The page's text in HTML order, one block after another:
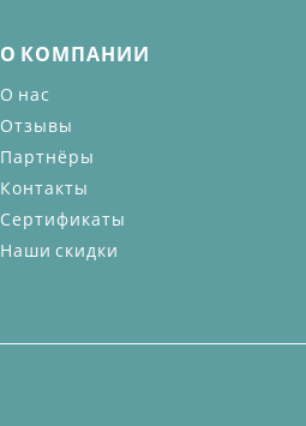
О КОМПАНИИ
О нас
Отзывы
Партнёры
Контакты
Сертификаты
Наши скидки